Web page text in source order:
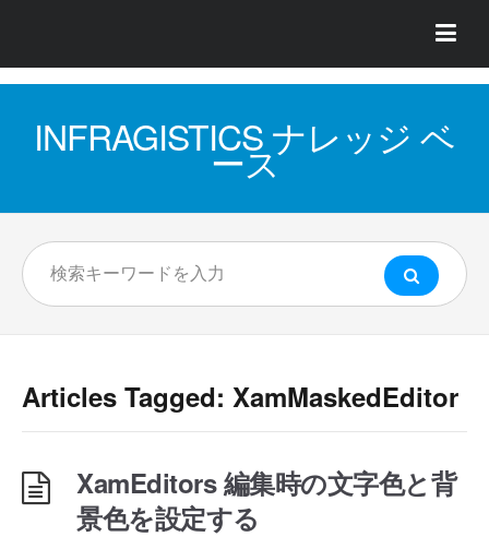
INFRAGISTICS ナレッジ ベ
ース
Articles Tagged: XamMaskedEditor
XamEditors 編集時の文字色と背
景色を設定する